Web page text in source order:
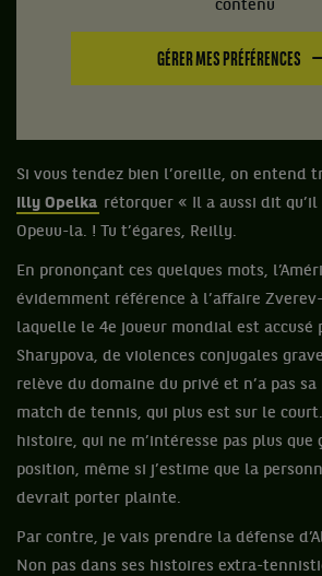
contenu
GÉRER MES PRÉFÉRENCES
Si vous tendez bien l’oreille, on entend
illy Opelka rétorquer « Il a aussi dit
Opeuu-la. ! Tu t’égares, Reilly.
En prononçant ces quelques mots,
évidemment référence à l’affaire
laquelle le 4e joueur mondial est accusé
Sharypova, de violences conjugales
relève du domaine du privé et n’a pas sa
match de tennis, qui plus est sur le court.
histoire, qui ne m’intéresse pas plus que
position, même si j’estime que la
devrait porter plainte.
Par contre, je vais prendre la défense
Non pas dans ses histoires extra-